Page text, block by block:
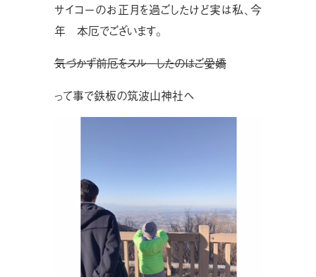
サイコーのお正月を過ごしたけど実は私、今
年 本厄でございます。
気づかず前厄をスルーしたのはご愛嬌
って事で鉄板の筑波山神社へ